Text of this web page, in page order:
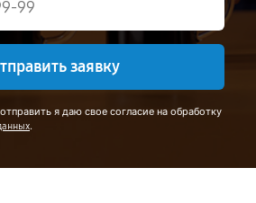
заявку
я даю свое согласие на обработку
.